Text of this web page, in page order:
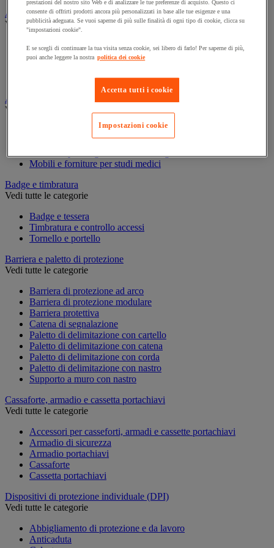
Assorbente industriale
Vedi tutte le categorie
Assorbente
Barriera anti-inquinamento e sistema di deviazione delle
Contenitore e solvente per sgrassaggio
Attrezzatura e mobili per studi medici
Vedi tutte le categorie
Armadietto pronto soccorso
Lettino, paravento e sedia per studi medici
Mobili e forniture per studi medici
Badge e timbratura
Vedi tutte le categorie
Badge e tessera
Timbratura e controllo accessi
Tornello e portello
Barriera e paletto di protezione
Vedi tutte le categorie
Barriera di protezione ad arco
Barriera di protezione modulare
Barriera protettiva
Catena di segnalazione
Paletto di delimitazione con cartello
Paletto di delimitazione con catena
Paletto di delimitazione con corda
Paletto di delimitazione con nastro
Supporto a muro con nastro
Cassaforte, armadio e cassetta portachiavi
Vedi tutte le categorie
Accessori per casseforti, armadi e cassette portachiavi
Armadio di sicurezza
Armadio portachiavi
Cassaforte
Cassetta portachiavi
Dispositivi di protezione individuale (DPI)
Vedi tutte le categorie
Abbigliamento di protezione e da lavoro
Anticaduta
prestazioni del nostro sito Web e di analizzare le tue preferenze di acquisto. Questo ci
consente di offrirti prodotti ancora più personalizzati in base alle tue esigenze e una
pubblicità adeguata. Se vuoi saperne di più sulle finalità di ogni tipo di cookie, clicca su
"impostazioni cookie".
E se scegli di continuare la tua visita senza cookie, sei libero di farlo! Per saperne di più,
puoi anche leggere la nostra politica dei cookie
Accetta tutti i cookie
Impostazioni cookie